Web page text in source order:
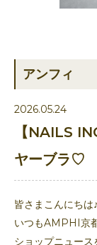
アンフィ
2026.05.24
【NAILS
ヤーブラ♡
皆さまこんにちは♪
いつもAMPHI京
ショップニュース